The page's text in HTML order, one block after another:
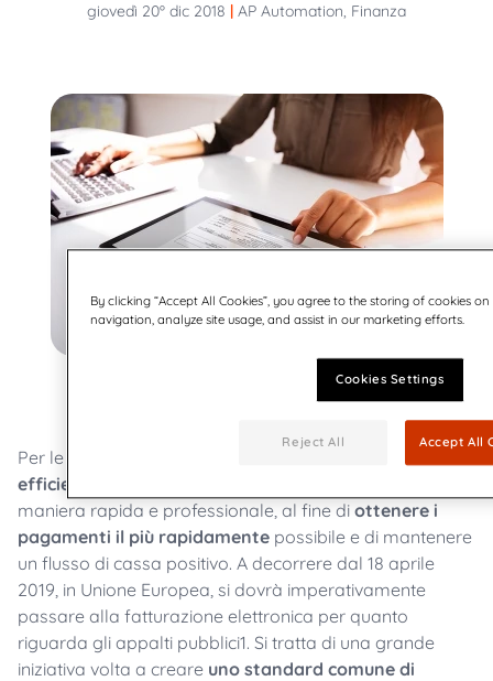
giovedì 20º dic 2018 | AP Automation, Finanza
Per le imprese, la fatturazione elettronica è un
modo
efficiente di generare e distribuire le fatture
maniera rapida e professionale, al fine di ottenere i
pagamenti il più rapidamente possibile e di mantenere
un flusso di cassa positivo. A decorrere dal 18 aprile
2019, in Unione Europea, si dovrà imperativamente
passare alla fatturazione elettronica per quanto
riguarda gli appalti pubblici1. Si tratta di una grande
iniziativa volta a creare uno standard comune di
By clicking “Accept All Cookies”, you agree to the storing of cookies
navigation, analyze site usage, and assist in our marketing efforts.
Cookies Settings
Reject All Accept All